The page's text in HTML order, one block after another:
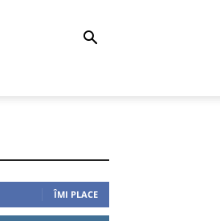
ÎMI PLACE